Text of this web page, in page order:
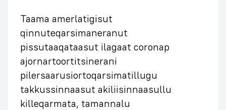
Taama amerlatigisut
qinnuteqarsimaneranut
pissutaaqataasut ilagaat coronap
ajornartoortitsinerani
pilersaarusiortoqarsimatillugu
takkussinnaasut akiliisinnaasullu
killeqarmata, tamannalu